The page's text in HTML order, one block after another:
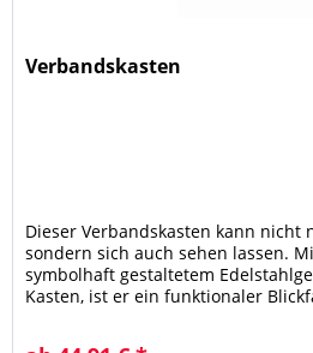
Verbandskasten
Dieser Verbandskasten kann nicht
sondern sich auch sehen lassen.
symbolhaft gestaltetem
Kasten, ist er ein funktionaler